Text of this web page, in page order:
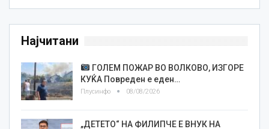
Најчитани
ГОЛЕМ ПОЖАР ВО ВОЛКОВО, ИЗГОРЕ
КУЌА Повреден е еден…
Плусинфо 08/08/2026
„ДЕТЕТО“ НА ФИЛИПЧЕ Е ВНУК НА